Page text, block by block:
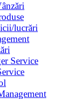
lucrări
Service